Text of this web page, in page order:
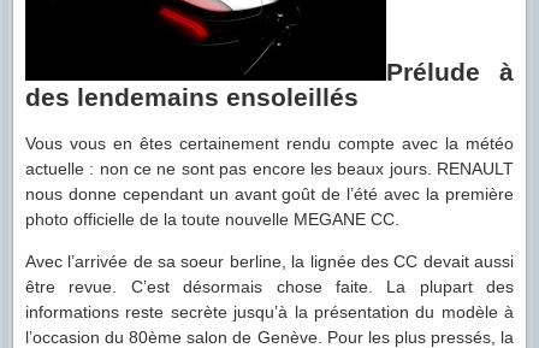
Prélude à
des lendemains ensoleillés
Vous vous en êtes certainement rendu compte avec la météo
actuelle : non ce ne sont pas encore les beaux jours. RENAULT
nous donne cependant un avant goût de l’été avec la première
photo officielle de la toute nouvelle MEGANE CC.
Avec l’arrivée de sa soeur berline, la lignée des CC devait aussi
être revue. C’est désormais chose faite. La plupart des
informations reste secrète jusqu’à la présentation du modèle à
l’occasion du 80ème salon de Genève. Pour les plus pressés, la